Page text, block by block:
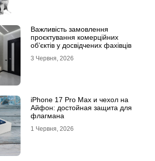
Важливість замовлення
проєктування комерційних
об’єктів у досвідчених фахівців
3 Червня, 2026
iPhone 17 Pro Max и чехол на
Айфон: достойная защита для
флагмана
1 Червня, 2026